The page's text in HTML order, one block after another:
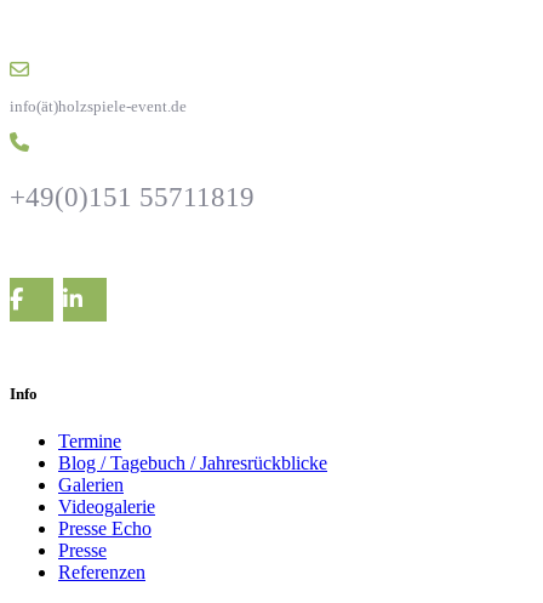
info(ät)holzspiele-event.de
+49(0)151 55711819
Info
Termine
Blog / Tagebuch / Jahresrückblicke
Galerien
Videogalerie
Presse Echo
Presse
Referenzen